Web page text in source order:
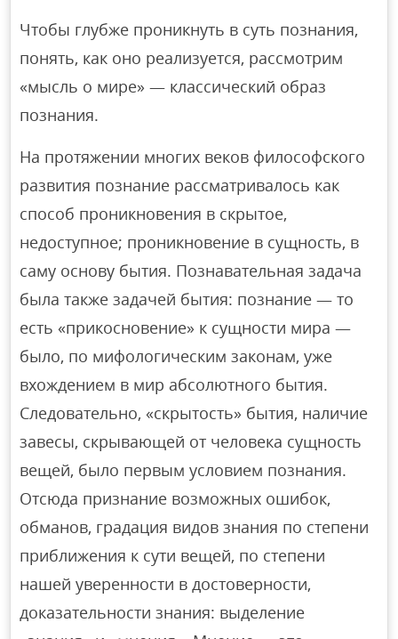
Чтобы глубже проникнуть в суть познания,
понять, как оно реализуется, рассмотрим
«мысль о мире» — классический образ
познания.
На протяжении многих веков философского
развития познание рассматривалось как
способ проникновения в скрытое,
недоступное; проникновение в сущность, в
саму основу бытия. Познавательная задача
была также задачей бытия: познание — то
есть «прикосновение» к сущности мира —
было, по мифологическим законам, уже
вхождением в мир абсолютного бытия.
Следовательно, «скрытость» бытия, наличие
завесы, скрывающей от человека сущность
вещей, было первым условием познания.
Отсюда признание возможных ошибок,
обманов, градация видов знания по степени
приближения к сути вещей, по степени
нашей уверенности в достоверности,
доказательности знания: выделение